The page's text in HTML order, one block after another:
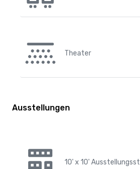
Theater
Ausstellungen
10' x 10'